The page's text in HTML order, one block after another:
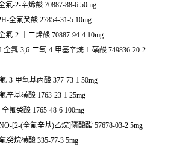
氟-2-辛烯酸 70887-88-6 50mg
全氟癸酸 27854-31-5 10mg
氟-2-十二烯酸 70887-94-4 10mg
全氟-3,6-二氧-4-甲基辛烷-1-磺酸 749836-20-2
-3-甲氧基丙酸 377-73-1 50mg
辛基磺酸 1763-23-1 25mg
氟癸酸 1765-48-6 100mg
[2-(全氟辛基)乙烷]磷酸酯 57678-03-2 5mg
癸烷磺酸 335-77-3 5mg